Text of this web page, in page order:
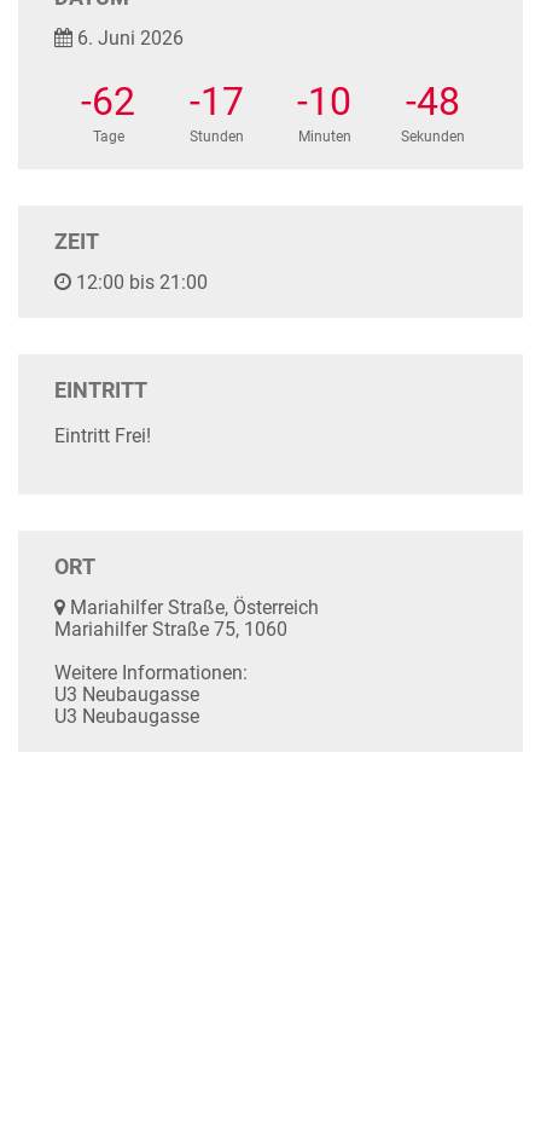
6. Juni 2026
-62
Tage
-17
Stunden
-10
Minuten
-49
Sekunden
ZEIT
12:00 bis 21:00
EINTRITT
Eintritt Frei!
ORT
Mariahilfer Straße, Österreich
Mariahilfer Straße 75, 1060
Weitere Informationen:
U3 Neubaugasse
U3 Neubaugasse